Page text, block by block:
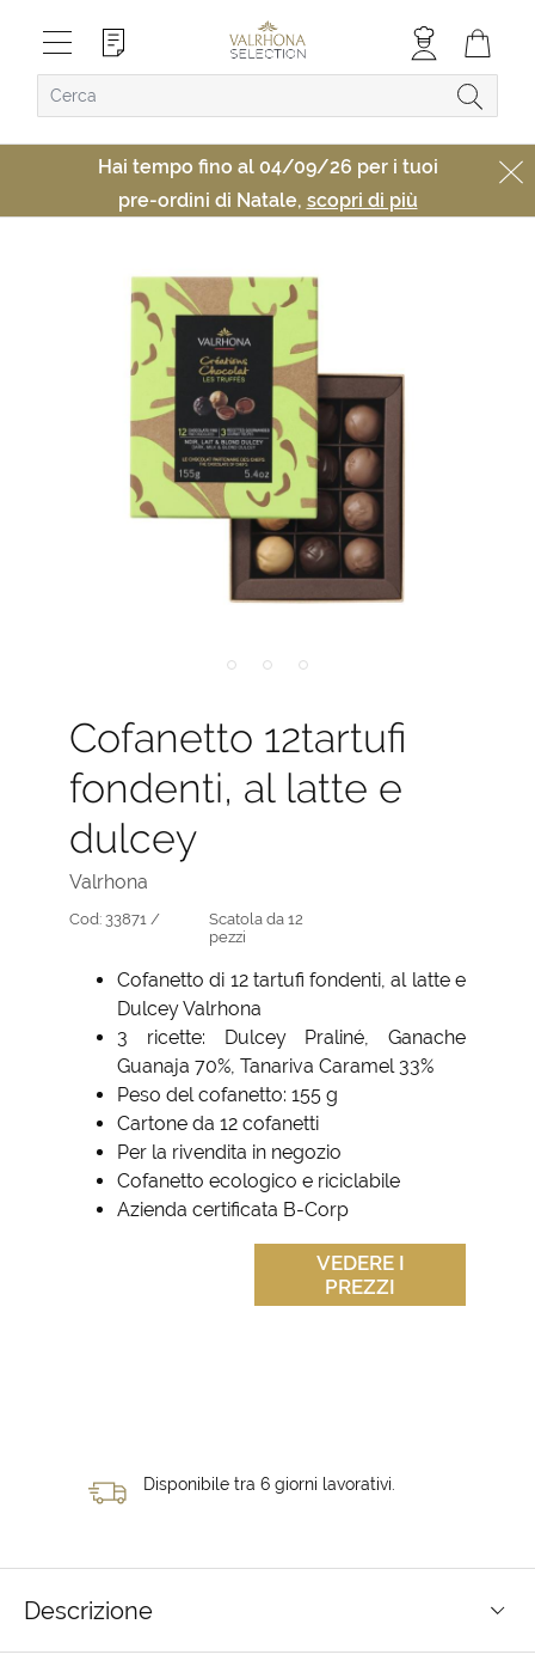
Hai tempo fino al 04/09/26 per i tuoi
pre-ordini di Natale, scopri di più
Cofanetto 12tartufi
fondenti, al latte e
dulcey
Valrhona
Cod: 33871 /
Scatola da 12
pezzi
Cofanetto di 12 tartufi fondenti, al latte e
Dulcey Valrhona
3 ricette: Dulcey Praliné, Ganache
Guanaja 70%, Tanariva Caramel 33%
Peso del cofanetto: 155 g
Cartone da 12 cofanetti
Per la rivendita in negozio
Cofanetto ecologico e riciclabile
Azienda certificata B-Corp
VEDERE I
PREZZI
Disponibile tra 6 giorni lavorativi.
Descrizione